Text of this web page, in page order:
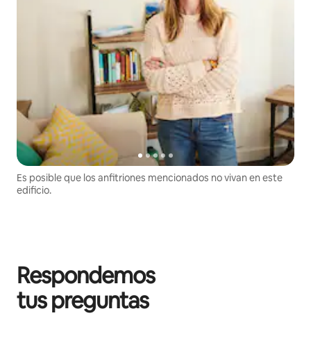
Es posible que los anfitriones mencionados no vivan en este
edificio.
Respondemos
tus preguntas